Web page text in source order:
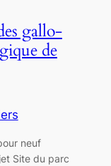
gallo-
de
neuf
Site du parc